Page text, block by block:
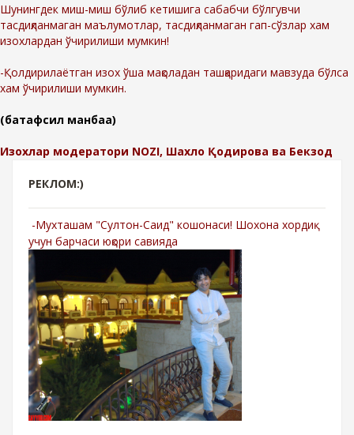
Шунингдек миш-миш бўлиб кетишига сабабчи бўлгувчи
тасдиқланмаган маълумотлар, тасдиқланмаган гап-сўзлар хам
изохлардан ўчирилиши мумкин!
-Қолдирилаётган изох ўша мақоладан ташқаридаги мавзуда бўлса
хам ўчирилиши мумкин.
(батафсил манбаа)
Изохлар модератори NOZI, Шахло Қодирова ва Бекзод
РЕКЛОМ:)
-Мухташам "Султон-Саид" кошонаси! Шохона хордиқ
учун барчаси юқори савияда